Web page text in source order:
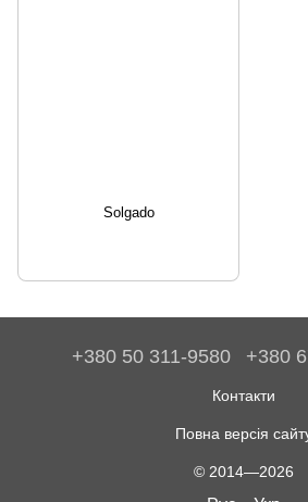
Solgado
+380 50 311-9580 +380
Контакти
Повна версія
© 2014—2026